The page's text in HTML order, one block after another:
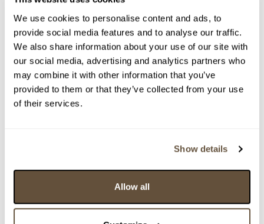
We use cookies to personalise content and ads, to
provide social media features and to analyse our traffic.
We also share information about your use of our site with
our social media, advertising and analytics partners who
may combine it with other information that you’ve
provided to them or that they’ve collected from your use
of their services.
Show details
Allow all
Detail položky
Kresba tuší, 60x45 cm. Signováno vzadu pod rámem
včetně autorského přípisu. Rám, pasparta, plexisklo.
> zpět na aukční výsledky
Karel Laštovka